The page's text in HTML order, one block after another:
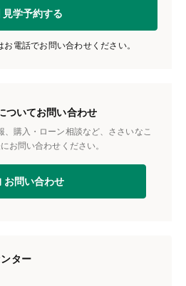
見学予約する
電話でお問い合わせください。
ついてお問い合わせ
購入・ローン相談など、ささいなこ
お問い合わせください。
お問い合わせ
ター